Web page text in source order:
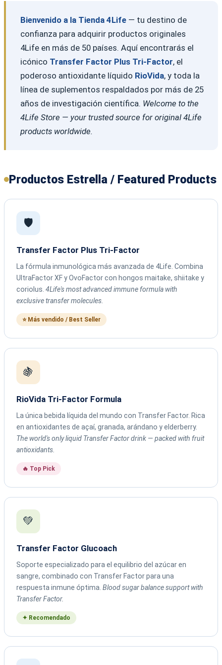
Bienvenido a la Tienda 4Life— tu destino de
confianza para adquirir productos originales
4Life en más de 50 países. Aquí encontrarás el
icónico Transfer Factor Plus Tri-Factor, el
poderoso antioxidante líquido RioVida, y toda la
línea de suplementos respaldados por más de 25
años de investigación científica. Welcome to the
4Life Store — your trusted source for original 4Life
products worldwide.
Productos Estrella / Featured Products
🛡️
Transfer Factor Plus Tri-Factor
La fórmula inmunológica más avanzada de 4Life. Combina
UltraFactor XF y OvoFactor con hongos maitake, shiitake y
coriolus. 4Life's most advanced immune formula with
exclusive transfer molecules.
⭐ Más vendido / Best Seller
🍇
RioVida Tri-Factor Formula
La única bebida líquida del mundo con Transfer Factor. Rica
en antioxidantes de açaí, granada, arándano y elderberry.
The world's only liquid Transfer Factor drink — packed with fruit
antioxidants.
🔥 Top Pick
💚
Transfer Factor Glucoach
Soporte especializado para el equilibrio del azúcar en
sangre, combinado con Transfer Factor para una
respuesta inmune óptima. Blood sugar balance support with
Transfer Factor.
✦ Recomendado